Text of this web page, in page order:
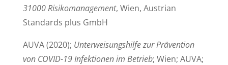
31000 Risikomanagement, Wien, Austrian
Standards plus GmbH
AUVA (2020); Unterweisungshilfe zur Prävention
von COVID-19 Infektionen im Betrieb; Wien; AUVA;